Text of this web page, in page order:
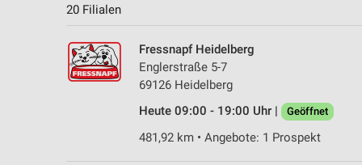
20 Filialen
Fressnapf Heidelberg
Englerstraße 5-7
69126 Heidelberg
Heute 09:00 - 19:00 Uhr |
Geöffnet
481,92 km • Angebote: 1 Prospekt